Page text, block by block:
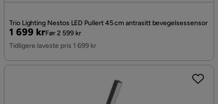
Trio Lighting Nestos LED Pullert 45 cm antrasitt bevegelsessensor
Pris
1 699 kr
Original
Pris
Før 2 599 kr
Tidligere laveste pris 1 699 kr